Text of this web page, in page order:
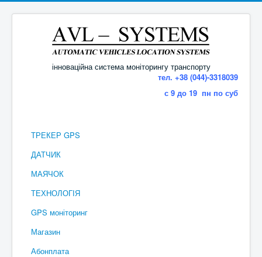
інноваційна система моніторингу транспорту
тел. +38 (044)-3318039
с 9 до 19 пн по суб
ТРЕКЕР GPS
ДАТЧИК
МАЯЧОК
ТЕХНОЛОГІЯ
GPS моніторинг
Магазин
Абонплата